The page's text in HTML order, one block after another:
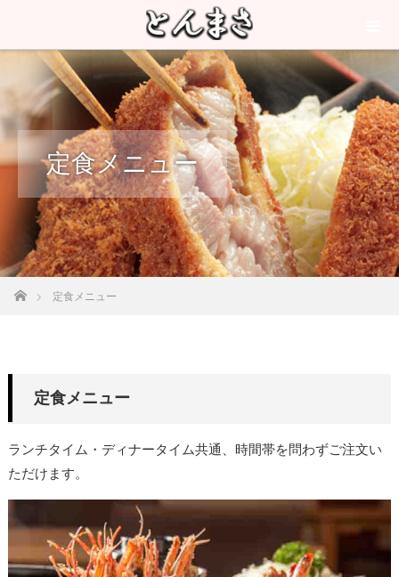
定食メニュー
ホーム定食メニュー
定食メニュー
ランチタイム・ディナータイム共通、時間帯を問わずご注文い
ただけます。